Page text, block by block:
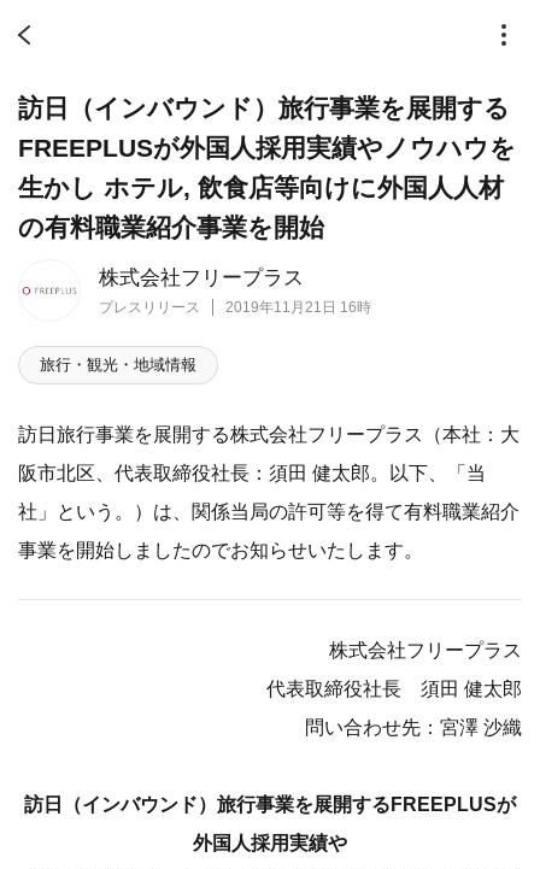
株式会社フリープラス
プレスリリース 2019年11月21日 16時
訪日（インバウンド）旅行事業を展開する
FREEPLUSが外国人採用実績やノウハウを
生かし ホテル, 飲食店等向けに外国人人材
の有料職業紹介事業を開始
旅行・観光・地域情報
訪日旅行事業を展開する株式会社フリープラス（本社：大
阪市北区、代表取締役社長：須田 健太郎。以下、「当
社」という。）は、関係当局の許可等を得て有料職業紹介
事業を開始しましたのでお知らせいたします。
株式会社フリープラス
代表取締役社長 須田 健太郎
問い合わせ先：宮澤 沙織
訪日（インバウンド）旅行事業を展開するFREEPLUSが
外国人採用実績や